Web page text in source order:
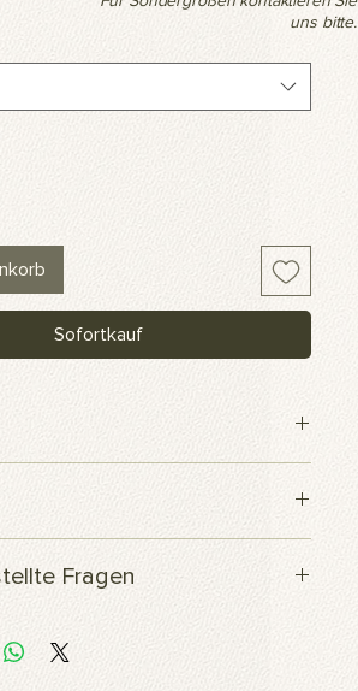
Sofortkauf
Fragen
auf strapazierfähigem und
uns bitte.